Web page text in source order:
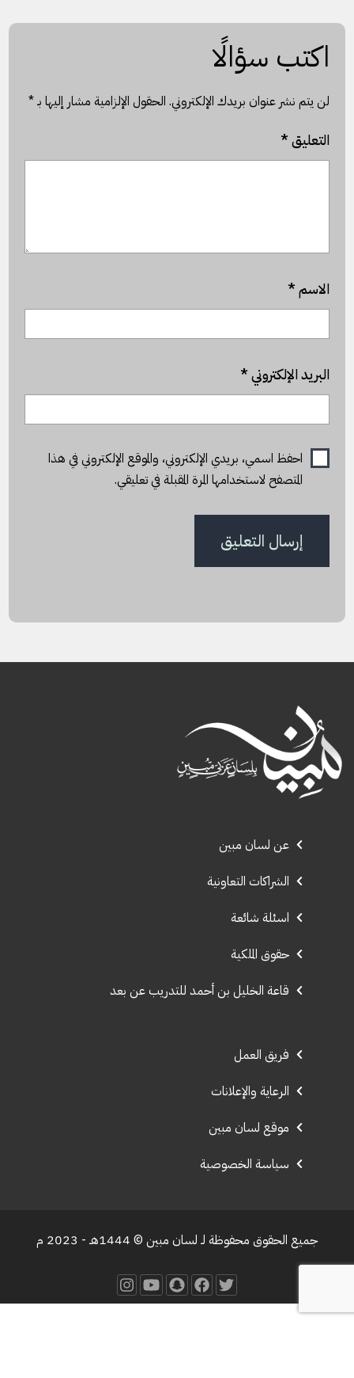
اكتب سؤالًا
لن يتم نشر عنوان بريدك الإلكتروني. الحقول الإلزامية مشار إليها بـ*
التعليق*
الاسم*
البريد الإلكتروني*
احفظ اسمي، بريدي الإلكتروني، والموقع الإلكتروني في هذا
المتصفح لاستخدامها المرة المقبلة في تعليقي.
عن لسان مبين
الشراكات التعاونية
اسئلة شائعة
حقوق الملكية
قاعة الخليل بن أحمد للتدريب عن بعد
فريق العمل
الرعاية والإعلانات
موقع لسان مبين
سياسة الخصوصية
جميع الحقوق محفوظة لـ لسان مبين © 1444هـ - 2023 م